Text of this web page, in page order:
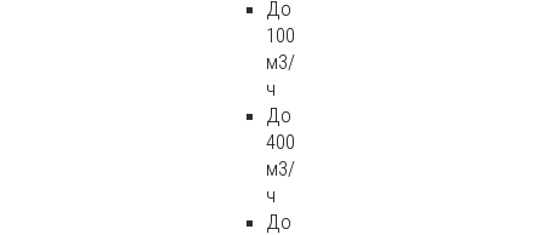
До
100
м3/
ч
До
400
м3/
ч
До